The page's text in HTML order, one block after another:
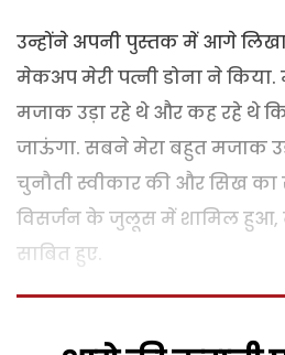
उन्होंने अपनी पुस्तक में आगे लिखा,
मेकअप मेरी पत्नी डोना ने
मजाक उड़ा रहे थे और कह रहे थे
जाऊंगा. सबने मेरा बहुत मजाक
चुनौती स्वीकार की और सिख का
विसर्जन के जुलूस में शामिल हुआ,
साबित हुए.